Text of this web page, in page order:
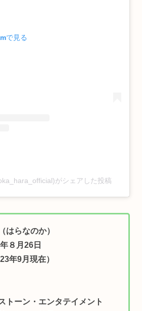
で見る
がシェアした投稿
はらなのか）
８月26日
年9月現在）
トーン・エンタテイメント